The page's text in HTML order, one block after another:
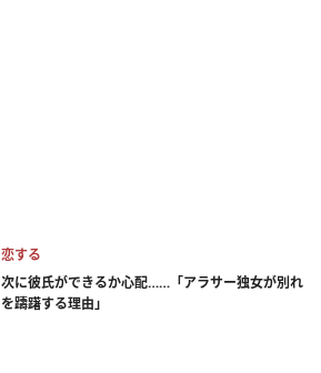
恋する
次に彼氏ができるか心配……「アラサー独女が別れ
を躊躇する理由」